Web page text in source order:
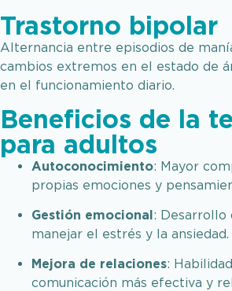
Trastorno bipolar
Alternancia entre episodios de
cambios extremos en el estado de
en el funcionamiento diario.​
Beneficios de la
para adultos
Autoconocimiento: Mayor
propias emociones y
Gestión emocional: Desarrollo
manejar el estrés y la ansiedad.​
Mejora de relaciones:
comunicación más efectiva y